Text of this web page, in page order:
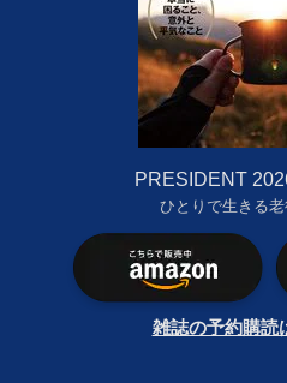
PRESIDENT
ひとりで生きる老
雑誌の予約購読